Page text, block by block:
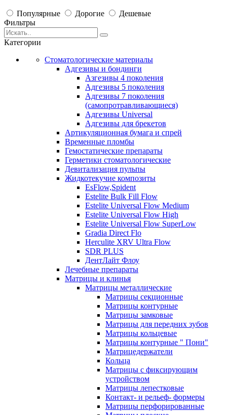
Популярные Дорогие
Дешевые
Фильтры
Категории
Стоматологические материалы
Адгезивы и бондинги
Азгезивы 4 поколения
Адгезивы 5 поколения
Адгезивы 7 поколения
(самопротравливающиеся)
Адгезивы Universal
Адгезивы для брекетов
Артикуляционная бумага и спрей
Временные пломбы
Гемостатические препараты
Герметики стоматологические
Девитализация пульпы
Жидкотекучие композиты
EsFlow,Spident
Estelite Bulk Fill Flow
Estelite Universal Flow Medium
Estelite Universal Flow High
Estelite Universal Flow SuperLow
Gradia Direct Flo
Herculite XRV Ultra Flow
SDR PLUS
ДентЛайт Флоу
Лечебные препараты
Матрицы и клинья
Матрицы металлические
Матрицы секционные
Матрицы контурные
Матрицы замковые
Матрицы для передних зубов
Матрицы кольцевые
Матрицы контурные " Пони"
Матрицедержатели
Кольца
Матрицы с фиксирующим
устройством
Матрицы лепестковые
Контакт- и рельеф- формеры
Матрицы перфорированные